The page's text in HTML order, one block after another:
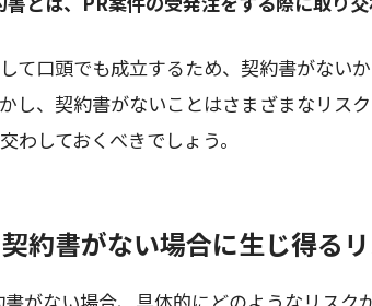
て口頭でも成立するため、契約書がない
し、契約書がないことはさまざまなリス
わしておくべきでしょう。
約書がない場合に生じ得る